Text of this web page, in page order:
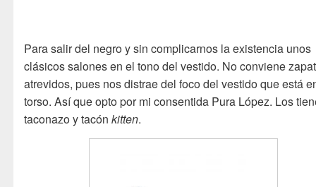
Para salir del negro y sin complicarnos la existencia unos
clásicos salones en el tono del vestido. No conviene
atrevidos, pues nos distrae del foco del vestido que está
torso. Así que opto por mi consentida Pura López. Los
taconazo y tacónkitten.